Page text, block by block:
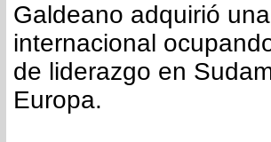
Galdeano adquirió
internacional
de liderazgo en
Europa.